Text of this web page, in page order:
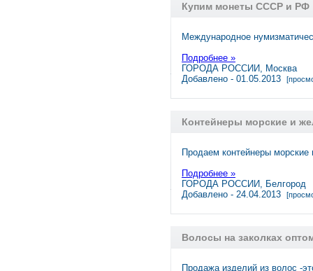
Купим монеты СССР и РФ
Международное
Подробнее »
ГОРОДА РОССИИ, Москва
Добавлено - 01.05.2013
Контейнеры морские и
Продаем контейнеры
Подробнее »
ГОРОДА РОССИИ, Белгород
Добавлено - 24.04.2013
Волосы на заколках
Продажа изделий из волос -